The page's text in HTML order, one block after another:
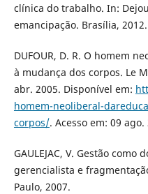
clínica do trabalho. In:
emancipação. Brasília, 2012.
DUFOUR, D. R. O homem
à mudança dos corpos. Le
abr. 2005. Disponível em:
homem-neoliberal-
corpos/. Acesso em: 09 ago.
GAULEJAC, V. Gestão
gerencialista e
Paulo, 2007.